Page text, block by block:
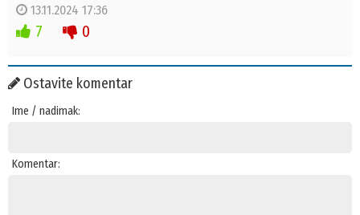
13.11.2024 17:36
7 0
Ostavite komentar
Ime / nadimak:
Komentar: